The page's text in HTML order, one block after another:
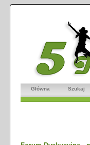
Główna Szukaj